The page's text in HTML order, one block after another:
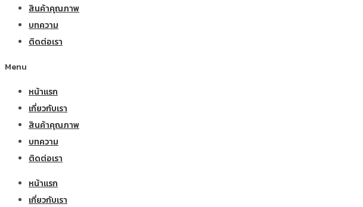
สินค้าคุณภาพ
บทความ
ติดต่อเรา
Menu
หน้าแรก
เกี่ยวกับเรา
สินค้าคุณภาพ
บทความ
ติดต่อเรา
หน้าแรก
เกี่ยวกับเรา